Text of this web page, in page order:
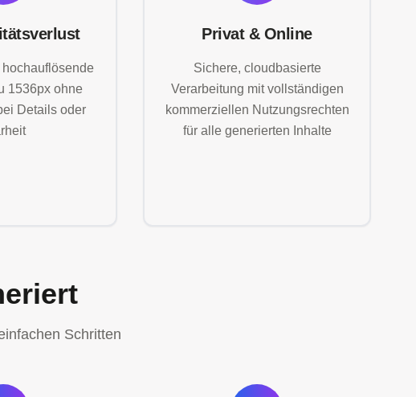
1536px ohne
Details oder
Privat & Online
Sichere, cloudbasierte
Verarbeitung mit vollständigen
kommerziellen Nutzungsrechten
für alle generierten Inhalte
Schritten